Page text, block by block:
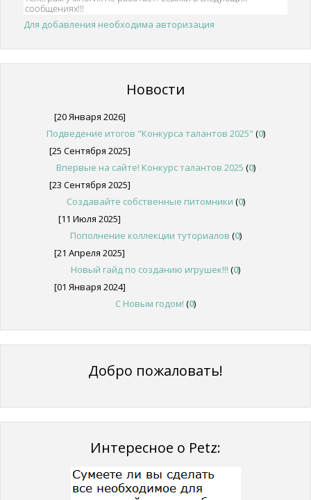
Для добавления необходима авторизация
Новости
[20 Января 2026]
Подведение итогов "Конкурса талантов 2025" (0)
[25 Сентября 2025]
Впервые на сайте! Конкурс талантов 2025 (0)
[23 Сентября 2025]
Создавайте собственные питомники (0)
[11 Июля 2025]
Пополнение коллекции туториалов (0)
[21 Апреля 2025]
Новый гайд по созданию игрушек!!! (0)
[01 Января 2024]
С Новым годом! (0)
Добро пожаловать!
Интересное о Petz: